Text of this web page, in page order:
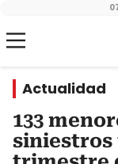
Actualidad
133
siniestros